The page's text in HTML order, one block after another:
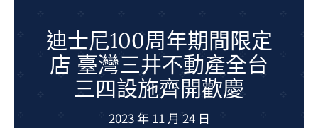
生活美學
室內設計
迪士尼100周年期間限定
店 臺灣三井不動產全台
三四設施齊開歡慶
2023 年 11 月 24 日